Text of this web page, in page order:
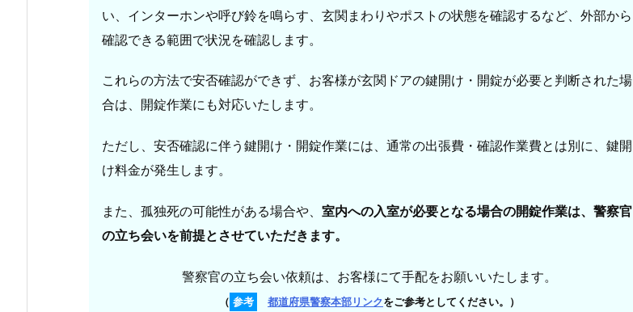
ま
安
認
ー
ビ
い、インターホンや呼び鈴を鳴らす、玄関まわりやポストの状態を確認するなど、外部から
確認できる範囲で状況を確認します。
これらの方法で安否確認ができず、お客様が玄関ドアの鍵開け・開錠が必要と判断された場
合は、開錠作業にも対応いたします。
ただし、安否確認に伴う鍵開け・開錠作業には、通常の出張費・確認作業費とは別に、鍵開
け料金が発生します。
また、孤独死の可能性がある場合や、 室内への入室が必要となる場合の開錠作業は、警察官
の立ち会いを前提とさせていただきます。
警察官の立ち会い依頼は、お客様にて手配をお願いいたします。
（ 参考 都道府県警察本部リンク をご参考としてください。）